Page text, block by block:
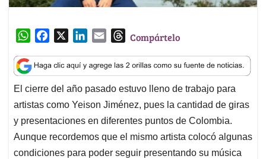
W
a
t
s
A
p
p
c
e
b
o
o
k
n
k
e
d
I
n
a
i
l
T
r
e
a
d
s
Compártelo
El cierre del año pasado estuvo lleno de trabajo para
artistas como Yeison Jiménez, pues la cantidad de giras
y presentaciones en diferentes puntos de Colombia.
Aunque recordemos que el mismo artista colocó algunas
condiciones para poder seguir presentando su música